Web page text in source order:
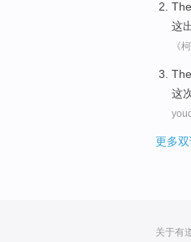
The
这
《
这
更多
关于有